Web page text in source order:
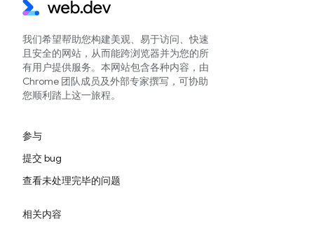
我们希望帮助您构建美观、易于访问、快速
且安全的网站，从而能跨浏览器并为您的所
有用户提供服务。本网站包含各种内容，由
Chrome 团队成员及外部专家撰写，可协助
您顺利踏上这一旅程。
参与
提交 bug
查看未处理完毕的问题
相关内容